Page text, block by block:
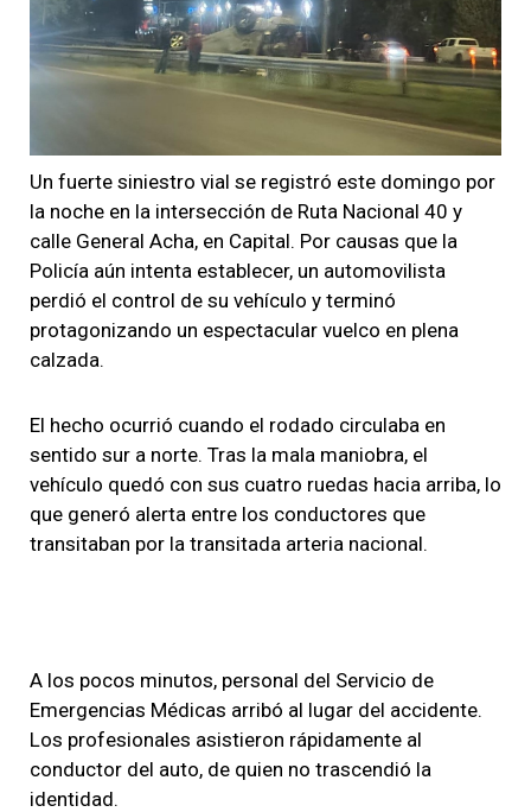
Un fuerte siniestro vial se registró este domingo por
la noche en la intersección de Ruta Nacional 40 y
calle General Acha, en Capital. Por causas que la
Policía aún intenta establecer, un automovilista
perdió el control de su vehículo y terminó
protagonizando un espectacular vuelco en plena
calzada.
El hecho ocurrió cuando el rodado circulaba en
sentido sur a norte. Tras la mala maniobra, el
vehículo quedó con sus cuatro ruedas hacia arriba, lo
que generó alerta entre los conductores que
transitaban por la transitada arteria nacional.
A los pocos minutos, personal del Servicio de
Emergencias Médicas arribó al lugar del accidente.
Los profesionales asistieron rápidamente al
conductor del auto, de quien no trascendió la
identidad.